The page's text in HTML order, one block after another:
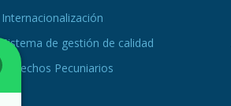
Internacionalización
Sistema de gestión de calidad
Derechos Pecuniarios